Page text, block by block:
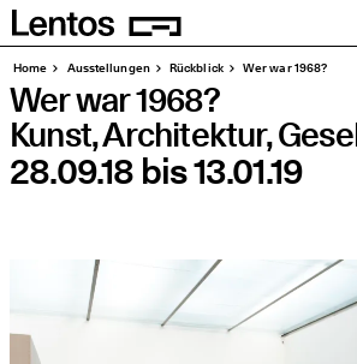
Homepage
Seiten
Home Aus­stel­lun­gen Rück­blick Wer war 1968?
Wer war 1968?
Kunst, Archi­tek­tur,
28.09.18bis13.01.19